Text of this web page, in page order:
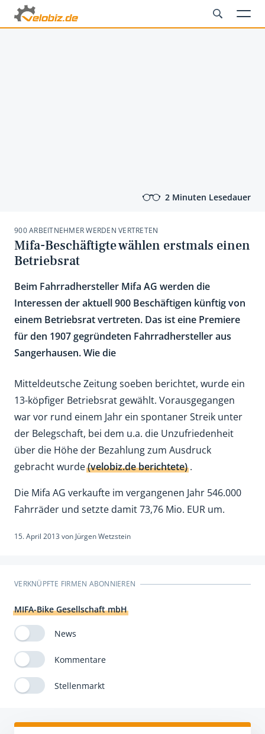
2 Minuten Lesedauer
900 ARBEITNEHMER WERDEN VERTRETEN
Mifa-Beschäftigte wählen erstmals einen
Betriebsrat
Beim Fahrradhersteller Mifa AG werden die
Interessen der aktuell 900 Beschäftigen künftig von
einem Betriebsrat vertreten. Das ist eine Premiere
für den 1907 gegründeten Fahrradhersteller aus
Sangerhausen. Wie die
Mitteldeutsche Zeitung soeben berichtet, wurde ein
13-köpfiger Betriebsrat gewählt. Vorausgegangen
war vor rund einem Jahr ein spontaner Streik unter
der Belegschaft, bei dem u.a. die Unzufriedenheit
über die Höhe der Bezahlung zum Ausdruck
gebracht wurde(velobiz.de berichtete).
Die Mifa AG verkaufte im vergangenen Jahr 546.000
Fahrräder und setzte damit 73,76 Mio. EUR um.
15. April 2013 von Jürgen Wetzstein
VERKNÜPFTE FIRMEN ABONNIEREN
MIFA-Bike Gesellschaft mbH
News
Kommentare
Stellenmarkt